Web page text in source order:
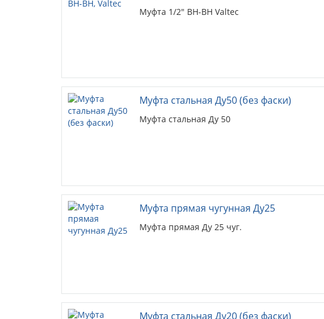
Муфта 1/2" ВН-ВН Valtec
Муфта стальная Ду50 (без фаски)
Муфта стальная Ду 50
Муфта прямая чугунная Ду25
Муфта прямая Ду 25 чуг.
Муфта стальная Ду20 (без фаски)